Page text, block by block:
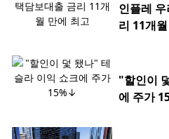
인플레
리 11개
"할인이
에 주가